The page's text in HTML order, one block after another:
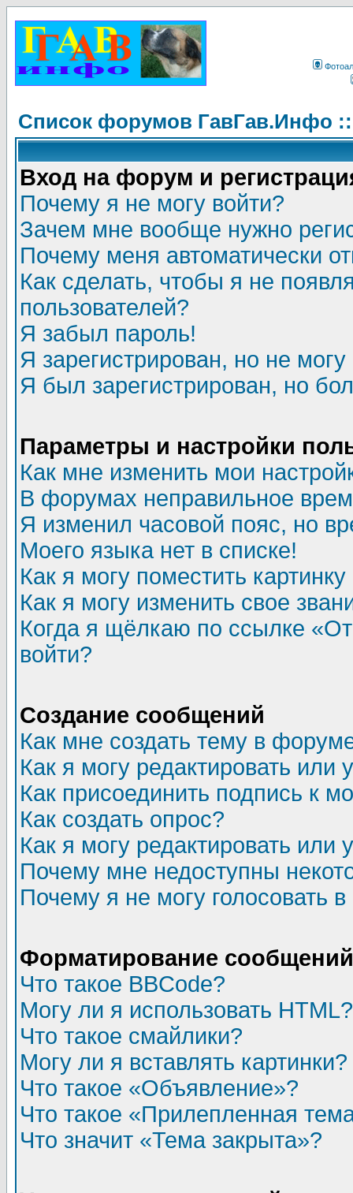
Список форумов ГавГав.Инфо
Вход на форум и
Почему я не могу войти?
Зачем мне вообще нужно
Почему меня автоматически
Как сделать, чтобы я не
пользователей?
Я забыл пароль!
Я зарегистрирован, но не могу
Я был зарегистрирован, но
Параметры и настройки
Как мне изменить мои
В форумах неправильное
Я изменил часовой пояс, но
Моего языка нет в списке!
Как я могу поместить
Как я могу изменить свое
Когда я щёлкаю по ссылке
войти?
Создание сообщений
Как мне создать тему в
Как я могу редактировать или
Как присоединить подпись к
Как создать опрос?
Как я могу редактировать или
Почему мне недоступны
Почему я не могу голосовать
Форматирование
Что такое BBCode?
Могу ли я использовать HTML?
Что такое смайлики?
Могу ли я вставлять картинки?
Что такое «Объявление»?
Что такое «Прилепленная
Что значит «Тема закрыта»?